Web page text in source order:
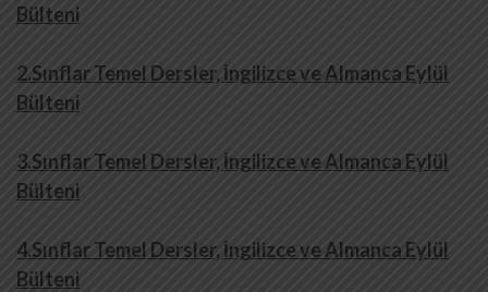
Bülteni
2.Sınflar Temel Dersler, İngilizce ve Almanca Eylül
Bülteni
3.Sınflar Temel Dersler, İngilizce ve Almanca Eylül
Bülteni
4.Sınflar Temel Dersler, İngilizce ve Almanca Eylül
Bülteni